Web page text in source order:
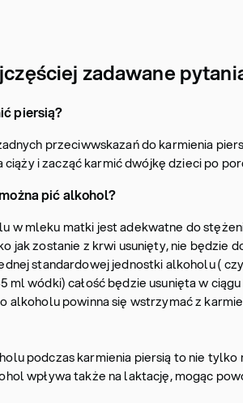
zadawane
piersią?
przeciwwskazań do karmienia
i zacząć karmić dwójkę dzieci po
pić alkohol?
w mleku matki jest adekwatne do
jak zostanie z krwi usunięty, nie będzie
standardowej jednostki alkoholu (
ml wódki) całość będzie usunięta w
alkoholu powinna się wstrzymać z
podczas karmienia piersią to nie
wpływa także na laktację, mogąc